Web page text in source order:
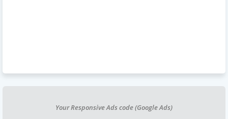
Your Responsive Ads code (Google Ads)